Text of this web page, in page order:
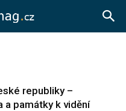
republiky –
a památky k vidění